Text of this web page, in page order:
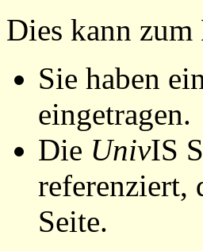
Dies kann
Sie haben
eingetragen.
Die UnivIS
referenziert,
Seite.